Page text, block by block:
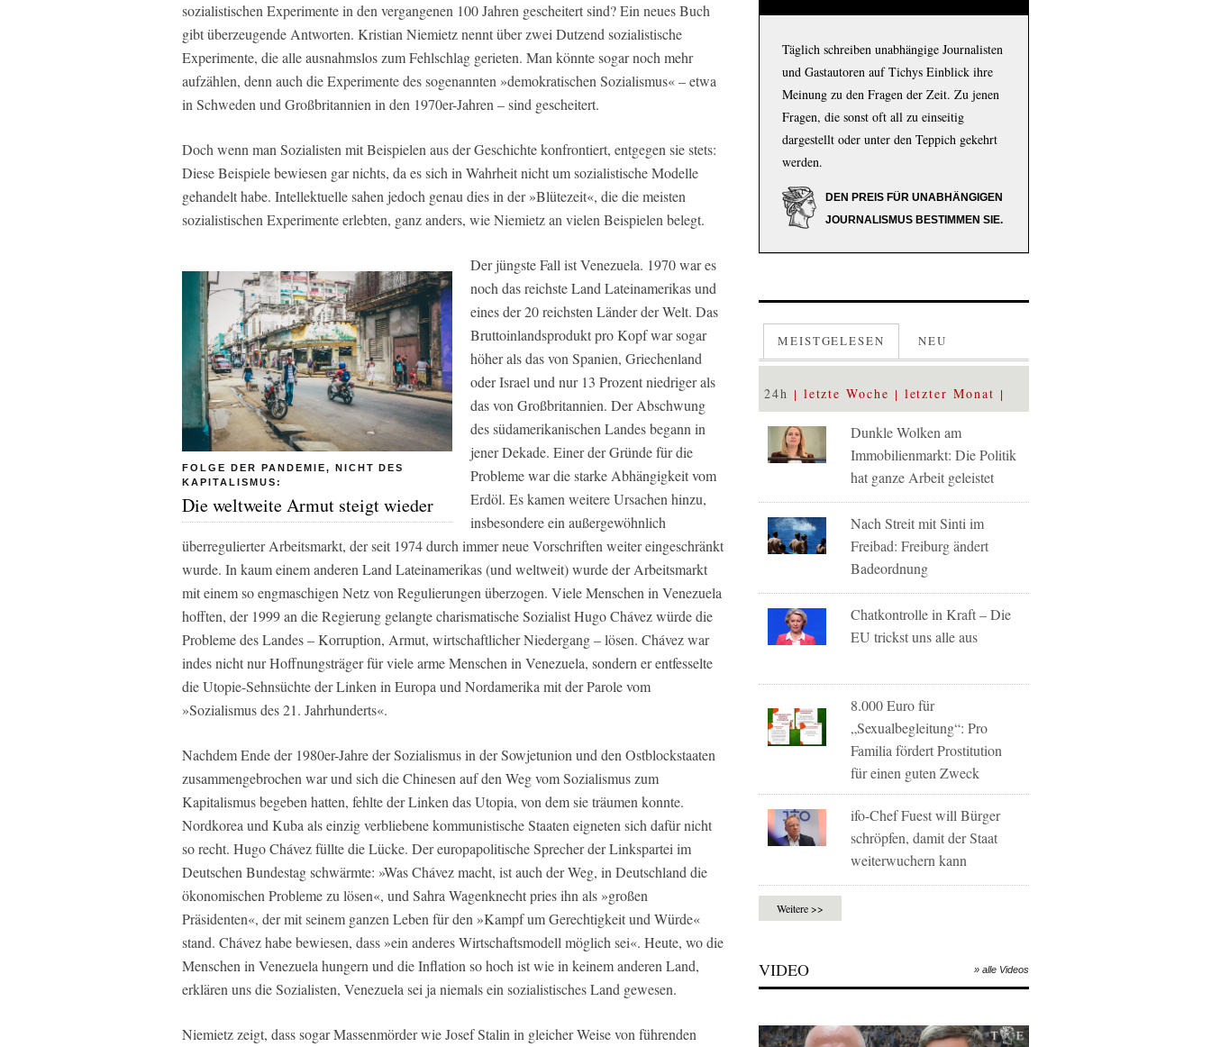
sozialistischen Experimente in den vergangenen 100 Jahren gescheitert sind? Ein neues Buch
gibt überzeugende Antworten. Kristian Niemietz nennt über zwei Dutzend sozialistische
Experimente, die alle ausnahmslos zum Fehlschlag gerieten. Man könnte sogar noch mehr
aufzählen, denn auch die Experimente des sogenannten »demokratischen Sozialismus« – etwa
in Schweden und Großbritannien in den 1970er-Jahren – sind gescheitert.
Doch wenn man Sozialisten mit Beispielen aus der Geschichte konfrontiert, entgegen sie stets:
Diese Beispiele bewiesen gar nichts, da es sich in Wahrheit nicht um sozialistische Modelle
gehandelt habe. Intellektuelle sahen jedoch genau dies in der »Blütezeit«, die die meisten
sozialistischen Experimente erlebten, ganz anders, wie Niemietz an vielen Beispielen belegt.
FOLGE DER PANDEMIE, NICHT DES
KAPITALISMUS:
Die weltweite Armut steigt wieder
Der jüngste Fall ist Venezuela. 1970 war es
noch das reichste Land Lateinamerikas und
eines der 20 reichsten Länder der Welt. Das
Bruttoinlandsprodukt pro Kopf war sogar
höher als das von Spanien, Griechenland
oder Israel und nur 13 Prozent niedriger als
das von Großbritannien. Der Abschwung
des südamerikanischen Landes begann in
jener Dekade. Einer der Gründe für die
Probleme war die starke Abhängigkeit vom
Erdöl. Es kamen weitere Ursachen hinzu,
insbesondere ein außergewöhnlich
überregulierter Arbeitsmarkt, der seit 1974 durch immer neue Vorschriften weiter eingeschränkt
wurde. In kaum einem anderen Land Lateinamerikas (und weltweit) wurde der Arbeitsmarkt
mit einem so engmaschigen Netz von Regulierungen überzogen. Viele Menschen in Venezuela
hofften, der 1999 an die Regierung gelangte charismatische Sozialist Hugo Chávez würde die
Probleme des Landes – Korruption, Armut, wirtschaftlicher Niedergang – lösen. Chávez war
indes nicht nur Hoffnungsträger für viele arme Menschen in Venezuela, sondern er entfesselte
die Utopie-Sehnsüchte der Linken in Europa und Nordamerika mit der Parole vom
»Sozialismus des 21. Jahrhunderts«.
Nachdem Ende der 1980er-Jahre der Sozialismus in der Sowjetunion und den Ostblockstaaten
zusammengebrochen war und sich die Chinesen auf den Weg vom Sozialismus zum
Kapitalismus begeben hatten, fehlte der Linken das Utopia, von dem sie träumen konnte.
Nordkorea und Kuba als einzig verbliebene kommunistische Staaten eigneten sich dafür nicht
so recht. Hugo Chávez füllte die Lücke. Der europapolitische Sprecher der Linkspartei im
Deutschen Bundestag schwärmte: »Was Chávez macht, ist auch der Weg, in Deutschland die
ökonomischen Probleme zu lösen«, und Sahra Wagenknecht pries ihn als »großen
Präsidenten«, der mit seinem ganzen Leben für den »Kampf um Gerechtigkeit und Würde«
stand. Chávez habe bewiesen, dass »ein anderes Wirtschaftsmodell möglich sei«. Heute, wo die
Menschen in Venezuela hungern und die Inflation so hoch ist wie in keinem anderen Land,
erklären uns die Sozialisten, Venezuela sei ja niemals ein sozialistisches Land gewesen.
Niemietz zeigt, dass sogar Massenmörder wie Josef Stalin in gleicher Weise von führenden
Täglich schreiben unabhängige Journalisten
und Gastautoren auf Tichys Einblick ihre
Meinung zu den Fragen der Zeit. Zu jenen
Fragen, die sonst oft all zu einseitig
dargestellt oder unter den Teppich gekehrt
werden.
DEN PREIS FÜR UNABHÄNGIGEN
JOURNALISMUS BESTIMMEN SIE.
MEISTGELESEN NEU
24h letzte Woche letzter Monat
Dunkle Wolken am
Immobilienmarkt: Die Politik
hat ganze Arbeit geleistet
Nach Streit mit Sinti im
Freibad: Freiburg ändert
Badeordnung
Chatkontrolle in Kraft – Die
EU trickst uns alle aus
8.000 Euro für
„Sexualbegleitung“: Pro
Familia fördert Prostitution
für einen guten Zweck
ifo-Chef Fuest will Bürger
schröpfen, damit der Staat
weiterwuchern kann
Weitere >>
VIDEO » alle Videos